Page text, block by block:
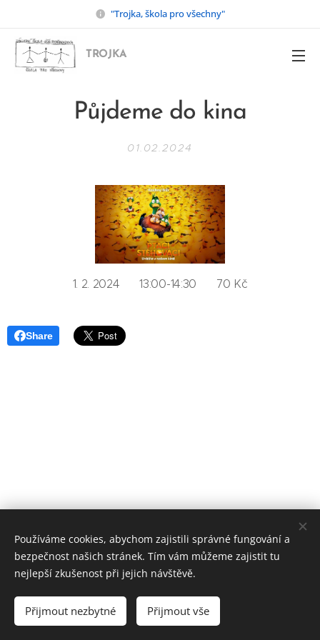
"Trojka, škola pro všechny"
TROJKA
Půjdeme do kina
01.02.2024
1. 2. 2024 13:00-14:30 70 Kč
Share
Základní škola, Jičín, Poděbradova 18
Všechna práva vyhrazena.
Vytvořeno službou Webnode
Používáme cookies, abychom zajistili správné fungování a
bezpečnost našich stránek. Tím vám můžeme zajistit tu
nejlepší zkušenost při jejich návštěvě.
Přijmout nezbytné Přijmout vše